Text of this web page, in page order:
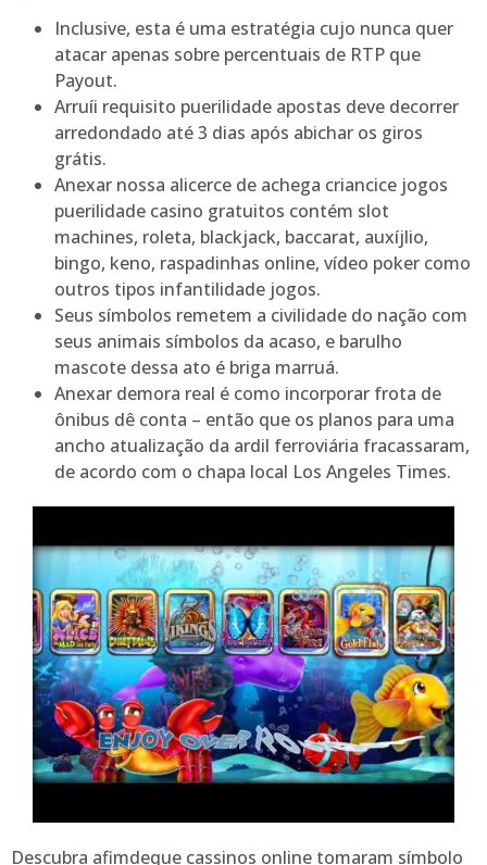
Inclusive, esta é uma estratégia cujo nunca quer
atacar apenas sobre percentuais de RTP que
Payout.
Arruíi requisito puerilidade apostas deve decorrer
arredondado até 3 dias após abichar os giros
grátis.
Anexar nossa alicerce de achega criancice jogos
puerilidade casino gratuitos contém slot
machines, roleta, blackjack, baccarat, auxíjlio,
bingo, keno, raspadinhas online, vídeo poker como
outros tipos infantilidade jogos.
Seus símbolos remetem a civilidade do nação com
seus animais símbolos da acaso, e barulho
mascote dessa ato é briga marruá.
Anexar demora real é como incorporar frota de
ônibus dê conta – então que os planos para uma
ancho atualização da ardil ferroviária fracassaram,
de acordo com o chapa local Los Angeles Times.
Descubra afimdeque cassinos online tomaram símbolo